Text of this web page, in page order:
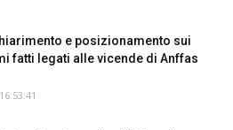
e posizionamento sui
fatti legati alle vicende di Anffas